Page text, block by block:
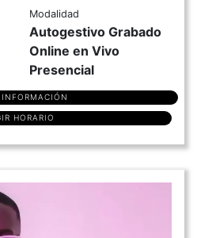
Modalidad
Autogestivo Grabado
Online en Vivo
Presencial
INFORMACIÓN
HORARIO